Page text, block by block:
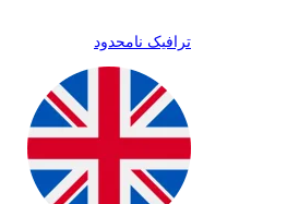
ترافیک نامحدود